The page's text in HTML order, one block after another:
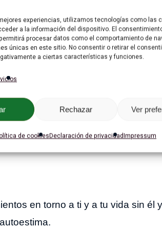
experiencias, utilizamos tecnologías como las
a la información del dispositivo. El
procesar datos como el comportamiento de
únicas en este sitio. No consentir o retirar el
a ciertas características y funciones.
Rechazar Ver
de cookiesDeclaración de privacidadImpressum
Cola del desierto?
en tu vida?
eras feliz a su lado, que había
en torno a ti y a tu vida sin él